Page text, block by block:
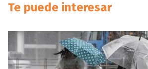
Te puede interesar